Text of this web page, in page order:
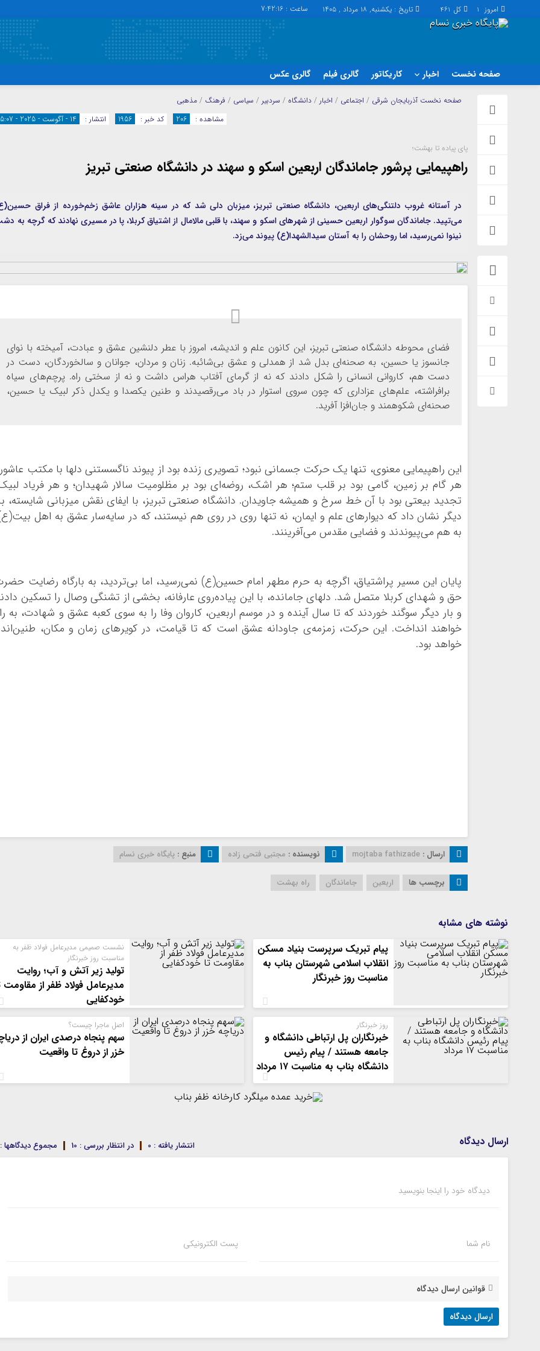
کل 461 امروز 1 تاریخ : یکشنبه, ۱۸ مرداد , ۱۴۰۵ ساعت : 7:42:16
صفحه نخست اخبار کاریکاتور گالری فیلم گالری عکس
اجتماعی
اقتصاد
فرهنگ
چند رسانه دسترسی سریع
تماس با ما
برگه دو ستونه
گروه اجتماعی
صفحه نخست آذربایجان شرقی / اجتماعی / اخبار / دانشگاه / سردبیر / سیاسی / فرهنگ / مذهبی
انتشار :
14 - آگوست - 2025 - 15:07 کد خبر : 1956 مشاهده : 206
پای پیاده تا بهشت؛
راهپیمایی پرشور جاماندگان اربعین اسکو و سهند در دانشگاه صنعتی تبریز
در آستانه غروب دلتنگی‌های اربعین، دانشگاه صنعتی تبریز، میزبان دلی شد که در سینه هزاران عاشق زخم‌خورده از فراق
می‌تپید. جاماندگان سوگوار اربعین حسینی از شهرهای اسکو و سهند، با قلبی مالامال از اشتیاق کربلا، پا در مسیری نهادند که گرچه به
نینوا نمی‌رسید، اما روحشان را به آستان سیدالشهدا(ع) پیوند می‌زد.
فضای محوطه دانشگاه صنعتی تبریز، این کانون علم و اندیشه، امروز با عطر دلنشین عشق و عبادت، آمیخته با نوای
جانسوز یا حسین، به صحنه‌ای بدل شد از همدلی و عشق بی‌شائبه. زنان و مردان، جوانان و سالخوردگان، دست در
دست هم، کاروانی انسانی را شکل دادند که نه از گرمای آفتاب هراس داشت و نه از سختی راه. پرچم‌های سیاه
برافراشته، علم‌های عزاداری که چون سروی استوار در باد می‌رقصیدند و طنین یکصدا و یکدل ذکر لبیک یا حسین،
صحنه‌ای شکوهمند و جان‌افزا آفرید.
این راهپیمایی معنوی، تنها یک حرکت جسمانی نبود؛ تصویری زنده بود از پیوند ناگسستنی دلها با مکتب
هر گام بر زمین، گامی بود بر قلب ستم؛ هر اشک، روضه‌ای بود بر مظلومیت سالار شهیدان؛ و هر فریاد
تجدید بیعتی بود با آن خط سرخ و همیشه جاویدان. دانشگاه صنعتی تبریز، با ایفای نقش میزبانی شایسته،
دیگر نشان داد که دیوارهای علم و ایمان، نه تنها روی در روی هم نیستند، که در سایه‌سار عشق به اهل
به هم می‌پیوندند و فضایی مقدس می‌آفرینند.
پایان این مسیر پراشتیاق، اگرچه به حرم مطهر امام حسین(ع) نمی‌رسید، اما بی‌تردید، به بارگاه رضایت
حق و شهدای کربلا متصل شد. دلهای جامانده، با این پیاده‌روی عارفانه، بخشی از تشنگی وصال را تسکین
و بار دیگر سوگند خوردند که تا سال آینده و در موسم اربعین، کاروان وفا را به سوی کعبه عشق و شهادت، به
خواهند انداخت. این حرکت، زمزمه‌ی جاودانه عشق است که تا قیامت، در کویرهای زمان و مکان،
خواهد بود.
ارسال : mojtaba fathizade نویسنده : مجتبی فتحی زاده منبع : پایگاه خبری نسام
برچسب ها اربعین جاماندگان راه بهشت
نوشته های مشابه
پیام تبریک سرپرست بنیاد مسکن
انقلاب اسلامی شهرستان بناب به
مناسبت روز خبرنگار
نشست صمیمی مدیرعامل فولاد ظفر به
مناسبت روز خبرنگار
تولید زیر آتش و آب؛ روایت
مدیرعامل فولاد ظفر از مقاومت
خودکفایی
روز خبرنگار
خبرنگاران پل ارتباطی دانشگاه و
جامعه هستند / پیام رئیس
دانشگاه بناب به مناسبت ۱۷ مرداد
اصل ماجرا چیست؟
سهم پنجاه درصدی ایران از
خزر از دروغ تا واقعیت
ارسال دیدگاه مجموع دیدگاهها : در انتظار بررسی : 10 انتشار یافته : 0
دیدگاه خود را اینجا بنویسید
نام شما پست الکترونیکی
قوانین ارسال دیدگاه